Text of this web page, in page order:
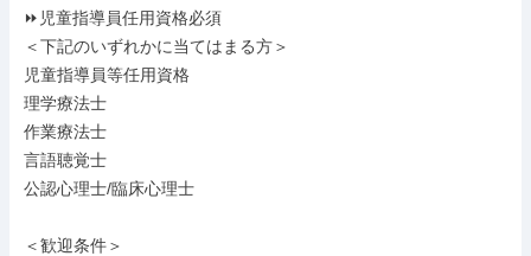
⏩児童指導員任用資格必須
＜下記のいずれかに当てはまる方＞
児童指導員等任用資格
理学療法士
作業療法士
言語聴覚士
公認心理士/臨床心理士
＜歓迎条件＞